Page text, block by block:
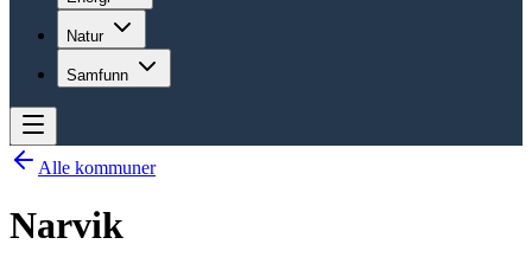
Natur
Samfunn
Alle kommuner
Narvik